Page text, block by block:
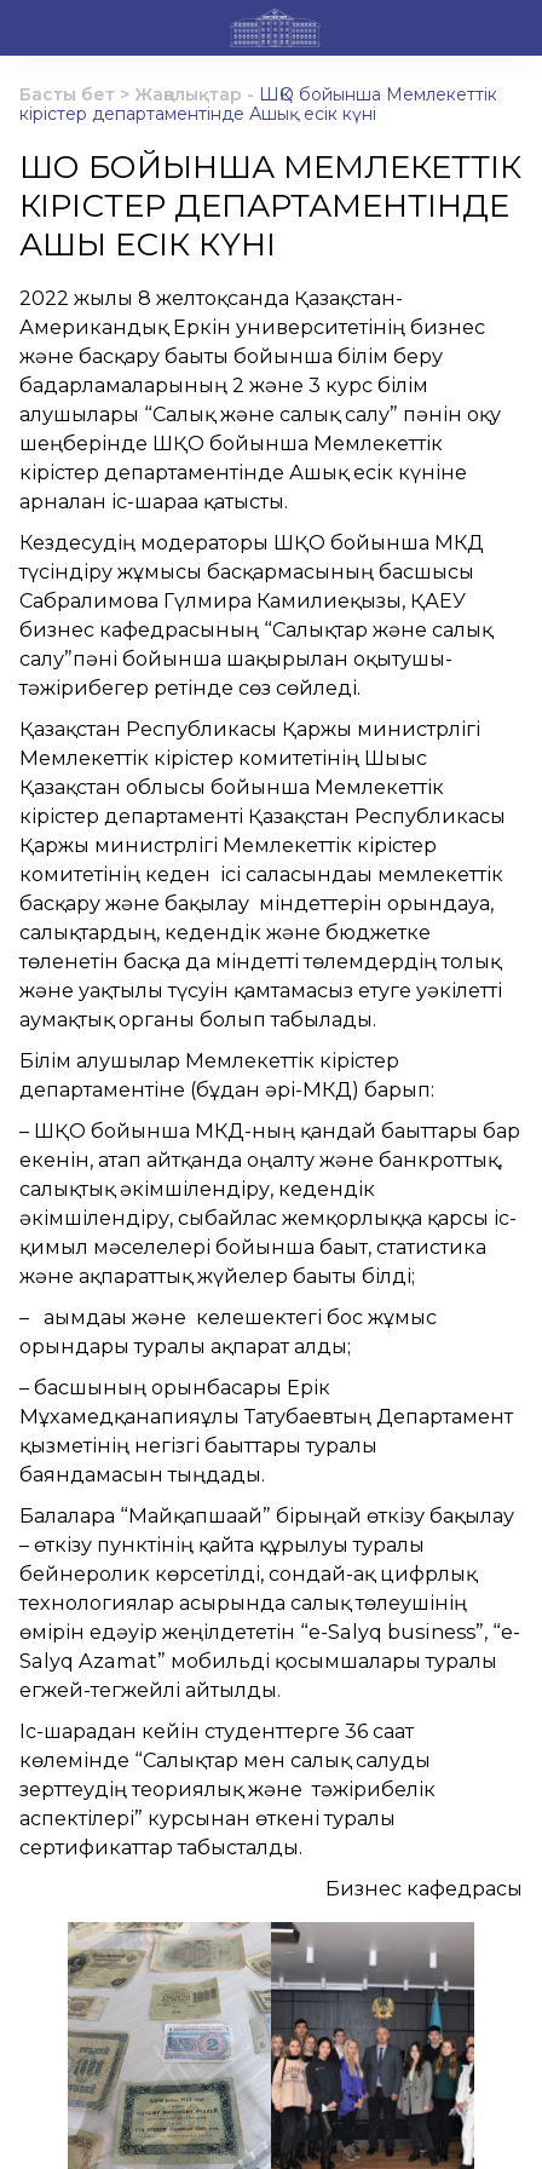
Басты бет > Жаңалықтар - ШҚО бойынша Мемлекеттік
кірістер департаментінде Ашық есік күні
ШҚО БОЙЫНША МЕМЛЕКЕТТІК
КІРІСТЕР ДЕПАРТАМЕНТІНДЕ
АШЫҚ ЕСІК КҮНІ
2022 жылғы 8 желтоқсанда Қазақстан-
Американдық Еркін университетінің бизнес
және басқару бағыты бойынша білім беру
бағдарламаларының 2 және 3 курс білім
алушылары “Салық және салық салу” пәнін оқу
шеңберінде ШҚО бойынша Мемлекеттік
кірістер департаментінде Ашық есік күніне
арналған іс-шараға қатысты.
Кездесудің модераторы ШҚО бойынша МКД
түсіндіру жұмысы басқармасының басшысы
Сабралимова Гүлмира Камилиеқызы, ҚАЕУ
бизнес кафедрасының “Салықтар және салық
салу”пәні бойынша шақырылған оқытушы-
тәжірибегер ретінде сөз сөйледі.
Қазақстан Республикасы Қаржы министрлігі
Мемлекеттік кірістер комитетінің Шығыс
Қазақстан облысы бойынша Мемлекеттік
кірістер департаменті Қазақстан Республикасы
Қаржы министрлігі Мемлекеттік кірістер
комитетінің кеден ісі саласындағы мемлекеттік
басқару және бақылау міндеттерін орындауға,
салықтардың, кедендік және бюджетке
төленетін басқа да міндетті төлемдердің толық
және уақтылы түсуін қамтамасыз етуге уәкілетті
аумақтық органы болып табылады.
Білім алушылар Мемлекеттік кірістер
департаментіне (бұдан әрі-МКД) барып:
– ШҚО бойынша МКД-ның қандай бағыттары бар
екенін, атап айтқанда оңалту және банкроттық,
салықтық әкімшілендіру, кедендік
әкімшілендіру, сыбайлас жемқорлыққа қарсы іс-
қимыл мәселелері бойынша бағыт, статистика
және ақпараттық жүйелер бағыты білді;
– ағымдағы және келешектегі бос жұмыс
орындары туралы ақпарат алды;
– басшының орынбасары Ерік
Мұхамедқанапияұлы Татубаевтың Департамент
қызметінің негізгі бағыттары туралы
баяндамасын тыңдады.
Балаларға “Майқапшағай” бірыңғай өткізу бақылау
– өткізу пунктінің қайта құрылуы туралы
бейнеролик көрсетілді, сондай-ақ цифрлық
технологиялар ғасырында салық төлеушінің
өмірін едәуір жеңілдететін “e-Salyq business”, “e-
Salyq Azamat” мобильді қосымшалары туралы
егжей-тегжейлі айтылды.
Іс-шарадан кейін студенттерге 36 сағат
көлемінде “Салықтар мен салық салуды
зерттеудің теориялық және тәжірибелік
аспектілері” курсынан өткені туралы
сертификаттар табысталды.
Бизнес кафедрасы